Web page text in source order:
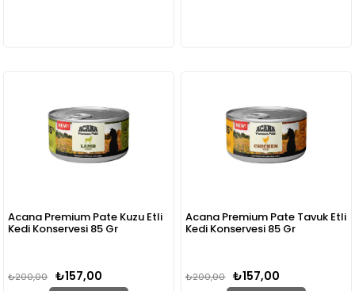
Acana Premium Pate Kuzu Etli
Kedi Konservesi 85 Gr
₺157,00
₺200,00
Acana Premium Pate Tavuk Etli
Kedi Konservesi 85 Gr
₺157,00
₺200,00